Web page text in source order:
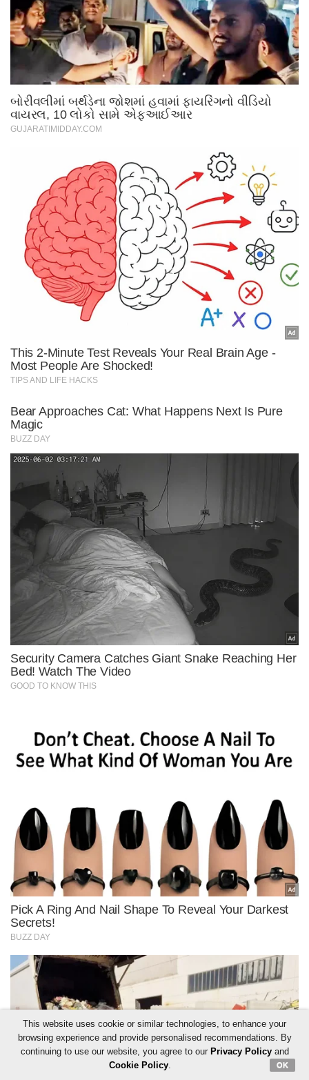
This website uses cookie or similar technologies, to enhance your
browsing experience and provide personalised recommendations. By
continuing to use our website, you agree to our Privacy Policyand
Cookie Policy. OK